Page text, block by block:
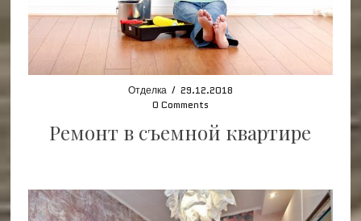
Отделка / 29.12.2018
0 Comments
Ремонт в съемной квартире